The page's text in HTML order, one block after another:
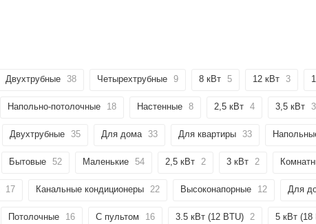
Двухтрубные 38 Четырехтрубные 9 8 кВт 5 12 кВт 3
Напольно-потолочные 18 Настенные 8 2,5 кВт 4 3,5 кВт 3
Двухтрубные 35 Для дома 33 Для квартиры 33
Бытовые 52 Маленькие 54 2,5 кВт 2 3 кВт 2
17 Канальные кондиционеры 22 Высоконапорные 12 Для
Потолочные 16 С пультом 16 3.5 кВт (12 BTU) 2 5 кВт (18